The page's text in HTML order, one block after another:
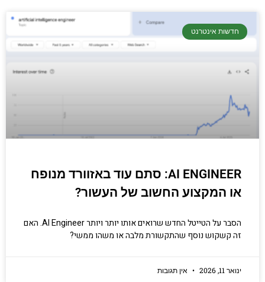
חדשות אינטרנט
AI ENGINEER: סתם עוד באזוורד מנופח
או המקצוע החשוב של העשור?
הסבר על הטייטל החדש שרואים אותו יותר ויותר AI Engineer. האם
זה קשקוש נוסף שהתקשורת מלבה או משהו ממשי?
ינואר 11, 2026 אין תגובות